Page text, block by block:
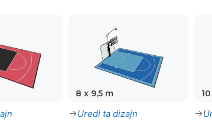
8 x 9,5 m
Uredi ta dizajn